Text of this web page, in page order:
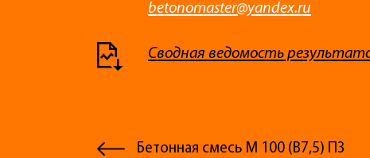
betonomaster@yandex.ru
Сводная ведомость
Бетонная смесь М 100 (В7,5) П3